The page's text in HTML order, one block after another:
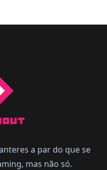
a par do que se
mas não só.